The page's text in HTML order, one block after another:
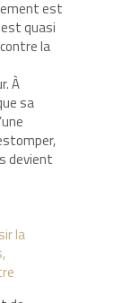
est
quasi
la
À
sa
devient
la